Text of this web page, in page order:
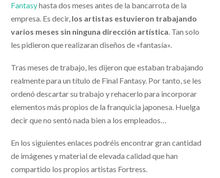
Fantasyhasta dos meses antes de la bancarrota de la
empresa. Es decir, los artistas estuvieron trabajando
varios meses sin ninguna dirección artística. Tan solo
les pidieron que realizaran diseños de «fantasía».
Tras meses de trabajo, les dijeron que estaban trabajando
realmente para un título de Final Fantasy. Por tanto, se les
ordenó descartar su trabajo y rehacerlo para incorporar
elementos más propios de la franquicia japonesa. Huelga
decir que no sentó nada bien a los empleados…
En los siguientes enlaces podréis encontrar gran cantidad
de imágenes y material de elevada calidad que han
compartido los propios artistas Fortress.